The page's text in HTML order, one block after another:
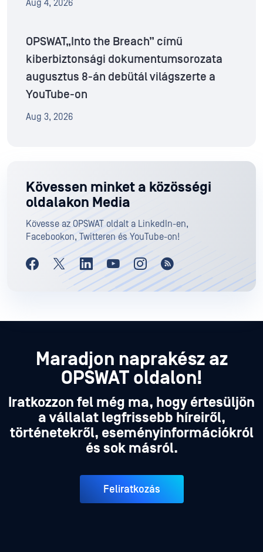
Aug 4, 2026
OPSWAT„Into the Breach” című
kiberbiztonsági dokumentumsorozata
augusztus 8-án debütál világszerte a
YouTube-on
Aug 3, 2026
Kövessen minket a közösségi
oldalakon Media
Kövesse az OPSWAT oldalt a LinkedIn-en,
Facebookon, Twitteren és YouTube-on!
Maradjon naprakész az
OPSWAT oldalon!
Iratkozzon fel még ma, hogy értesüljön
a vállalat legfrissebb híreiről,
történetekről, eseményinformációkról
és sok másról.
Feliratkozás